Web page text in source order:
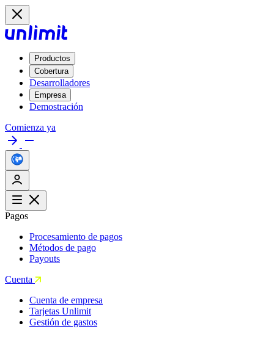
Productos
Cobertura
Desarrolladores
Empresa
Demostración
Comienza ya
Pagos
Procesamiento de pagos
Métodos de pago
Payouts
Cuenta
Cuenta de empresa
Tarjetas Unlimit
Gestión de gastos